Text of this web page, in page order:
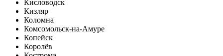
Кисловодск
Кизляр
Коломна
Комсомольск-на-Амуре
Копейск
Королёв